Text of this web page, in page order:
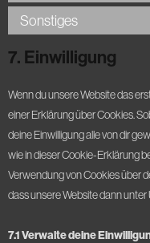
Consent to service wordfence
Sonstiges
7. Einwilligung
Wenn du unsere Website das
einer Erklärung über Cookies.
deine Einwilligung alle von dir
wie in dieser Cookie-Erklärung
Verwendung von Cookies über
dass unsere Website dann
7.1 Verwalte deine